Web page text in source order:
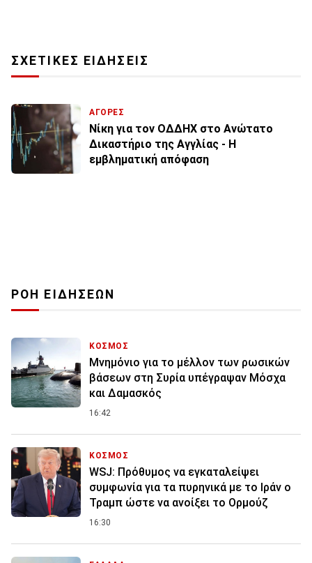
ΣΧΕΤΙΚΕΣ ΕΙΔΗΣΕΙΣ
ΑΓΟΡΕΣ
Νίκη για τον ΟΔΔΗΧ στο Ανώτατο
Δικαστήριο της Αγγλίας - Η
εμβληματική απόφαση
ΡΟΗ ΕΙΔΗΣΕΩΝ
ΚΟΣΜΟΣ
Μνημόνιο για το μέλλον των ρωσικών
βάσεων στη Συρία υπέγραψαν Μόσχα
και Δαμασκός
16:42
ΚΟΣΜΟΣ
WSJ: Πρόθυμος να εγκαταλείψει
συμφωνία για τα πυρηνικά με το Ιράν ο
Τραμπ ώστε να ανοίξει το Ορμούζ
16:30